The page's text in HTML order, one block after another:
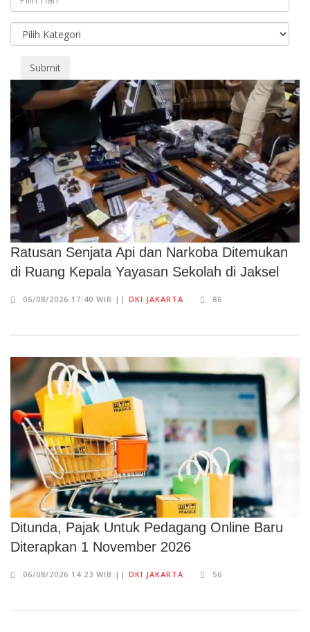
Submit
Ratusan Senjata Api dan Narkoba Ditemukan
di Ruang Kepala Yayasan Sekolah di Jaksel
06/08/2026 17:40 WIB || DKI JAKARTA 86
Ditunda, Pajak Untuk Pedagang Online Baru
Diterapkan 1 November 2026
06/08/2026 14:23 WIB || DKI JAKARTA 56